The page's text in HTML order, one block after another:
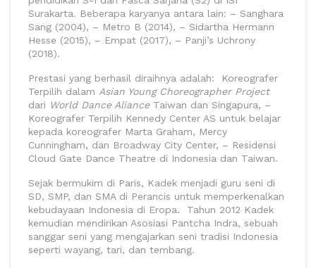
Surakarta. Beberapa karyanya antara lain: – Sanghara
Sang (2004), – Metro B (2014), – Sidartha Hermann
Hesse (2015), – Empat (2017), – Panji’s Uchrony
(2018).
Prestasi yang berhasil diraihnya adalah: Koreografer
Terpilih dalam Asian Young Choreographer Project
dari World Dance AlianceTaiwan dan Singapura, –
Koreografer Terpilih Kennedy Center AS untuk belajar
kepada koreografer Marta Graham, Mercy
Cunningham, dan Broadway City Center, – Residensi
Cloud Gate Dance Theatre di Indonesia dan Taiwan.
Sejak bermukim di Paris, Kadek menjadi guru seni di
SD, SMP, dan SMA di Perancis untuk memperkenalkan
kebudayaan Indonesia di Eropa. Tahun 2012 Kadek
kemudian mendirikan Asosiasi Pantcha Indra, sebuah
sanggar seni yang mengajarkan seni tradisi Indonesia
seperti wayang, tari, dan tembang.